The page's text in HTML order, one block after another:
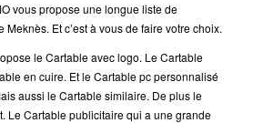
vous propose une longue liste de
Et c’est à vous de faire votre choix.
le Cartable avec logo. Le Cartable
en cuire. Et le Cartable pc personnalisé
aussi le Cartable similaire. De plus le
Le Cartable publicitaire qui a une grande